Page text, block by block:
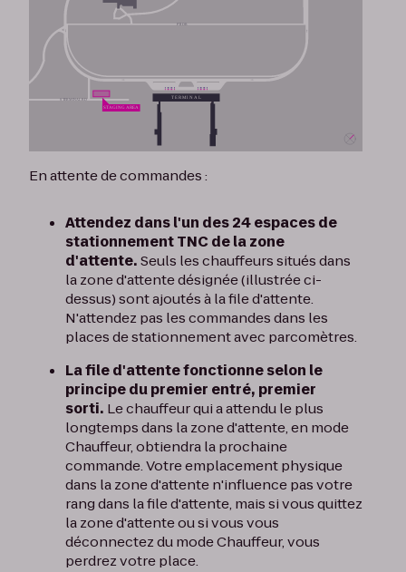
En attente de commandes :
Attendez dans l'un des 24 espaces de
stationnement TNC de la zone
d'attente.Seuls les chauffeurs situés dans
la zone d'attente désignée (illustrée ci-
dessus) sont ajoutés à la file d'attente.
N'attendez pas les commandes dans les
places de stationnement avec parcomètres.
La file d'attente fonctionne selon le
principe du premier entré, premier
sorti. Le chauffeur qui a attendu le plus
longtemps dans la zone d'attente, en mode
Chauffeur, obtiendra la prochaine
commande. Votre emplacement physique
dans la zone d'attente n'influence pas votre
rang dans la file d'attente, mais si vous quittez
la zone d'attente ou si vous vous
déconnectez du mode Chauffeur, vous
perdrez votre place.